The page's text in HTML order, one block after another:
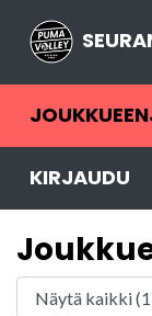
KIRJAUDU